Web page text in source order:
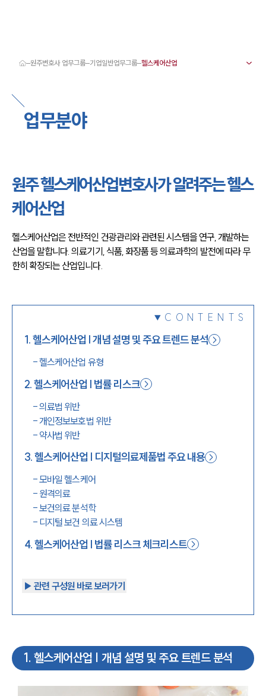
서울·춘천·원주변호사
원주형사전문변호사
원주이혼전문변호사
원주학교폭력변호사
원주변호사 주요 업무사례
원주 분사무소 오시는 길
원주변호사상담 상담접수
채용정보
원주변호사 업무그룹 기업일반업무그룹
업무분야
원주 헬스케어산업변호사가 알려주는 헬스
케어산업
헬스케어산업은 전반적인 건광관리와 관련된 시스템을 연구, 개발하는
산업을 말합니다. 의료기기, 식품, 화장품 등 의료과학의 발전에 따라 무
한히 확장되는 산업입니다.
CONTENTS
1.헬스케어산업 | 개념 설명 및 주요 트렌드 분석
-헬스케어산업 유형
2.헬스케어산업 | 법률 리스크
-의료법 위반
-개인정보보호법 위반
- 약사법 위반
3.헬스케어산업 | 디지털의료제품법 주요 내용
-모바일 헬스케어
- 원격의료
-보건의료 분석학
- 디지털 보건 의료 시스템
4.헬스케어산업 | 법률 리스크 체크리스트
▶︎ 관련 구성원 바로 보러가기
1 . 헬스케어산업 | 개념 설명 및 주요 트렌드 분석